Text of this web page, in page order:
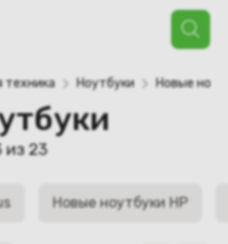
Поиск
товаров
техника Ноутбуки Новые
из 23Сортировка:
недавние
Новые ноутбуки HP